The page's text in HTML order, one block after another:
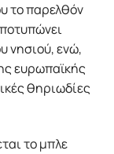
το παρελθόν
νησιού, ενώ,
ευρωπαϊκής
θηριωδίες
το μπλε